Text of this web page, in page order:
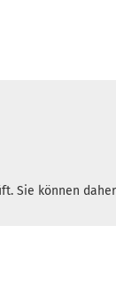
Sie können